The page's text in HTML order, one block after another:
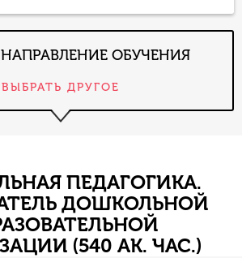
ОБУЧЕНИЯ
ВЫБРАТЬ ДРУГОЕ
ПЕДАГОГИКА.
ДОШКОЛЬНОЙ
(540 АК. ЧАС.)